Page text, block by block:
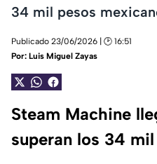
34 mil pesos
Publicado 23/06/2026 | 🕑 16:51
Por: Luis Miguel Zayas
Steam Machine
superan los 34